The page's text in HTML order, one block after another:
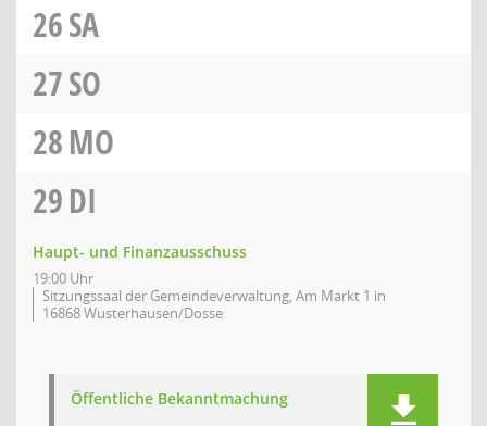
26SA
27SO
28MO
29DI
Haupt- und Finanzausschuss
19:00 Uhr
Sitzungssaal der Gemeindeverwaltung, Am Markt 1 in
16868 Wusterhausen/Dosse
Öffentliche Bekanntmachung